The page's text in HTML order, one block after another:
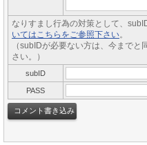
なりすまし行為の対策として、
いてはこちらをご参照下さい。
（subIDが必要ない方は、今まで
さい。）
subID
PASS